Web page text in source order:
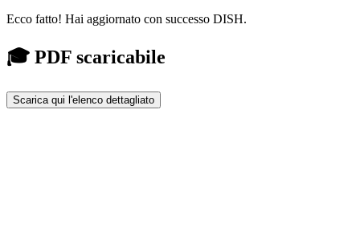
Ecco fatto! Hai aggiornato con successo DISH.
🎓 PDF scaricabile
Scarica qui l'elenco dettagliato